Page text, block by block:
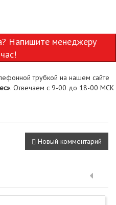
трубкой на нашем сайте
. Отвечаем с 9-00 до 18-00 МСК
Новый комментарий